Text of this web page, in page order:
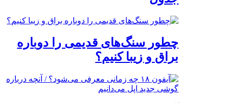
چطور سنگ‌های قدیمی را دوباره
براق و زیبا کنیم؟